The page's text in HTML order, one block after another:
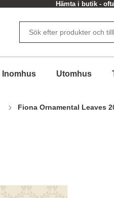
Hämta i butik -
Inomhus Utomhus
Fiona Ornamental Leaves